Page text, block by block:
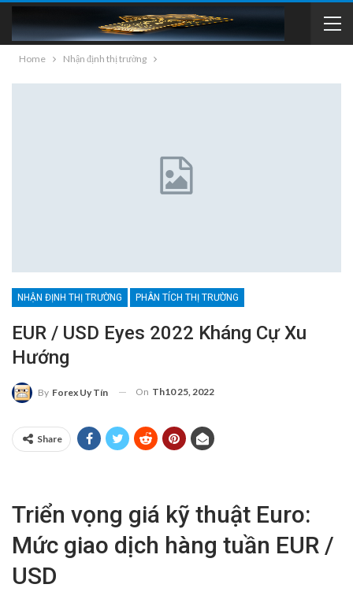
Home Nhận định thị trường
NHẬN ĐỊNH THỊ TRƯỜNG PHÂN TÍCH THỊ TRƯỜNG
EUR / USD Eyes 2022 Kháng Cự Xu
Hướng
By Forex Uy Tín On Th10 25, 2022
Share
Triển vọng giá kỹ thuật Euro:
Mức giao dịch hàng tuần EUR /
USD